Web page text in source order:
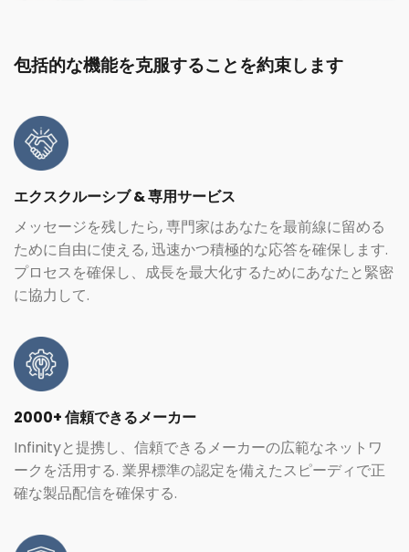
包括的な機能を克服することを約束します
エクスクルーシブ & 専用サービス
メッセージを残したら, 専門家はあなたを最前線に留める
ために自由に使える, 迅速かつ積極的な応答を確保します.
プロセスを確保し、成長を最大化するためにあなたと緊密
に協力して.
2000+ 信頼できるメーカー
Infinityと提携し、信頼できるメーカーの広範なネットワ
ークを活用する. 業界標準の認定を備えたスピーディで正
確な製品配信を確保する.